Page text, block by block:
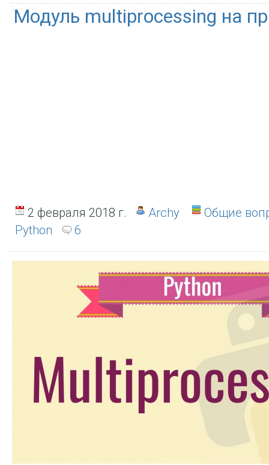
Модуль multiprocessing на
2 февраля 2018 г. Archy
Общие
Python
6